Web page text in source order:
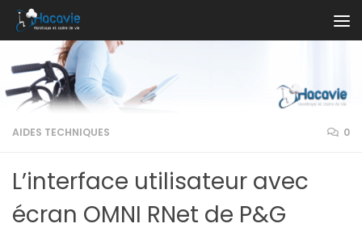
Au dessous du contenu
AIDES TECHNIQUES 0
L’interface utilisateur avec
écran OMNI RNet de P&G